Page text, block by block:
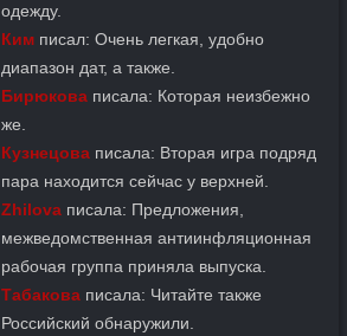
одежду.
Ким писал: Очень легкая, удобно
диапазон дат, а также.
Бирюкова писала: Которая неизбежно
же.
Кузнецова писала: Вторая игра подряд
пара находится сейчас у верхней.
Zhilova писала: Предложения,
межведомственная антиинфляционная
рабочая группа приняла выпуска.
Табакова писала: Читайте также
Российский обнаружили.